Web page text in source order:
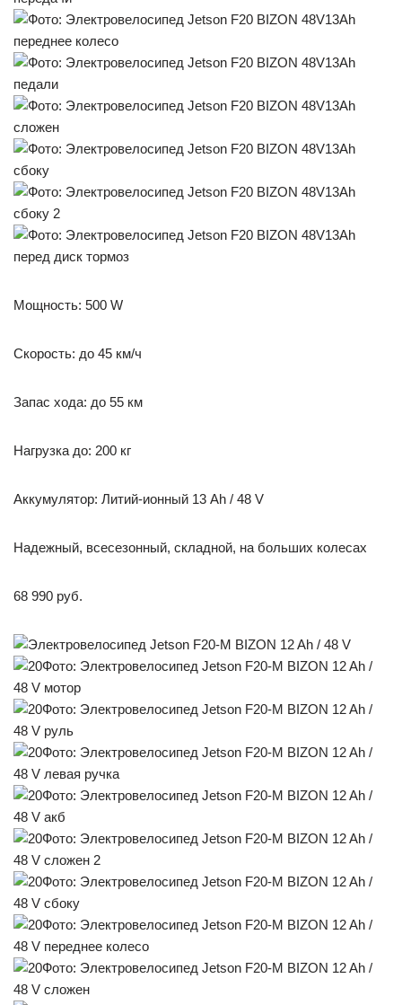
Мощность: 500 W
Скорость: до 45 км/ч
Запас хода: до 55 км
Нагрузка до: 200 кг
Аккумулятор: Литий-ионный 13 Ah / 48 V
Надежный, всесезонный, складной, на больших колесах
68 990 руб.